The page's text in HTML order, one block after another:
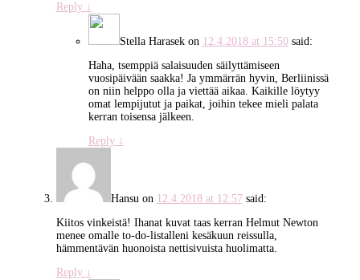
Reply ↓
Stella Harasekon 12.4.2018 at 15:50 said:
Haha, tsemppiä salaisuuden säilyttämiseen
vuosipäivään saakka! Ja ymmärrän hyvin, Berliinissä
on niin helppo olla ja viettää aikaa. Kaikille löytyy
omat lempijutut ja paikat, joihin tekee mieli palata
kerran toisensa jälkeen.
Reply ↓
Hansuon 12.4.2018 at 12:57 said:
Kiitos vinkeistä! Ihanat kuvat taas kerran Helmut Newton
menee omalle to-do-listalleni kesäkuun reissulla,
hämmentävän huonoista nettisivuista huolimatta.
Reply ↓